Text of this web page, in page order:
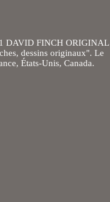
DAVID FINCH ORIGINAL
dessins originaux". Le
États-Unis, Canada.